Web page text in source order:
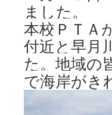
ました。
本校ＰＴＡ
付近と早月
た。地域の
で海岸がき